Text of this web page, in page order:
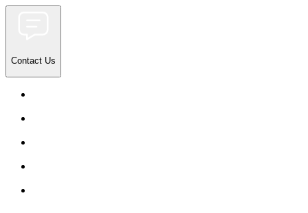
Contact Us